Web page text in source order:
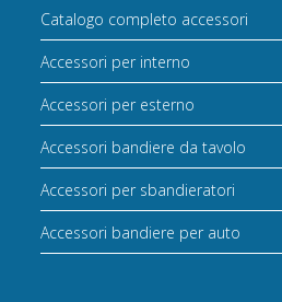
Catalogo completo accessori
Accessori per interno
Accessori per esterno
Accessori bandiere da tavolo
Accessori per sbandieratori
Accessori bandiere per auto